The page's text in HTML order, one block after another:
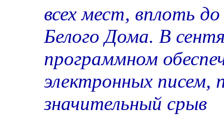
всех мест, вплоть
Белого Дома. В
программном
электронных писем,
значительный срыв